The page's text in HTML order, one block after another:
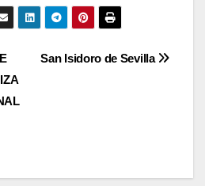
San Isidoro de Sevilla